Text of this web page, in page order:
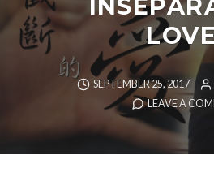
SEPTEMBER 25, 2017
LEAVE A